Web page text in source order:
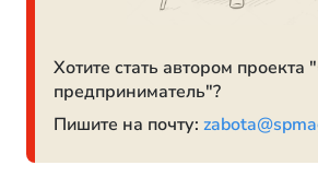
Хотите стать автором
предприниматель"?
Пишите на почту: